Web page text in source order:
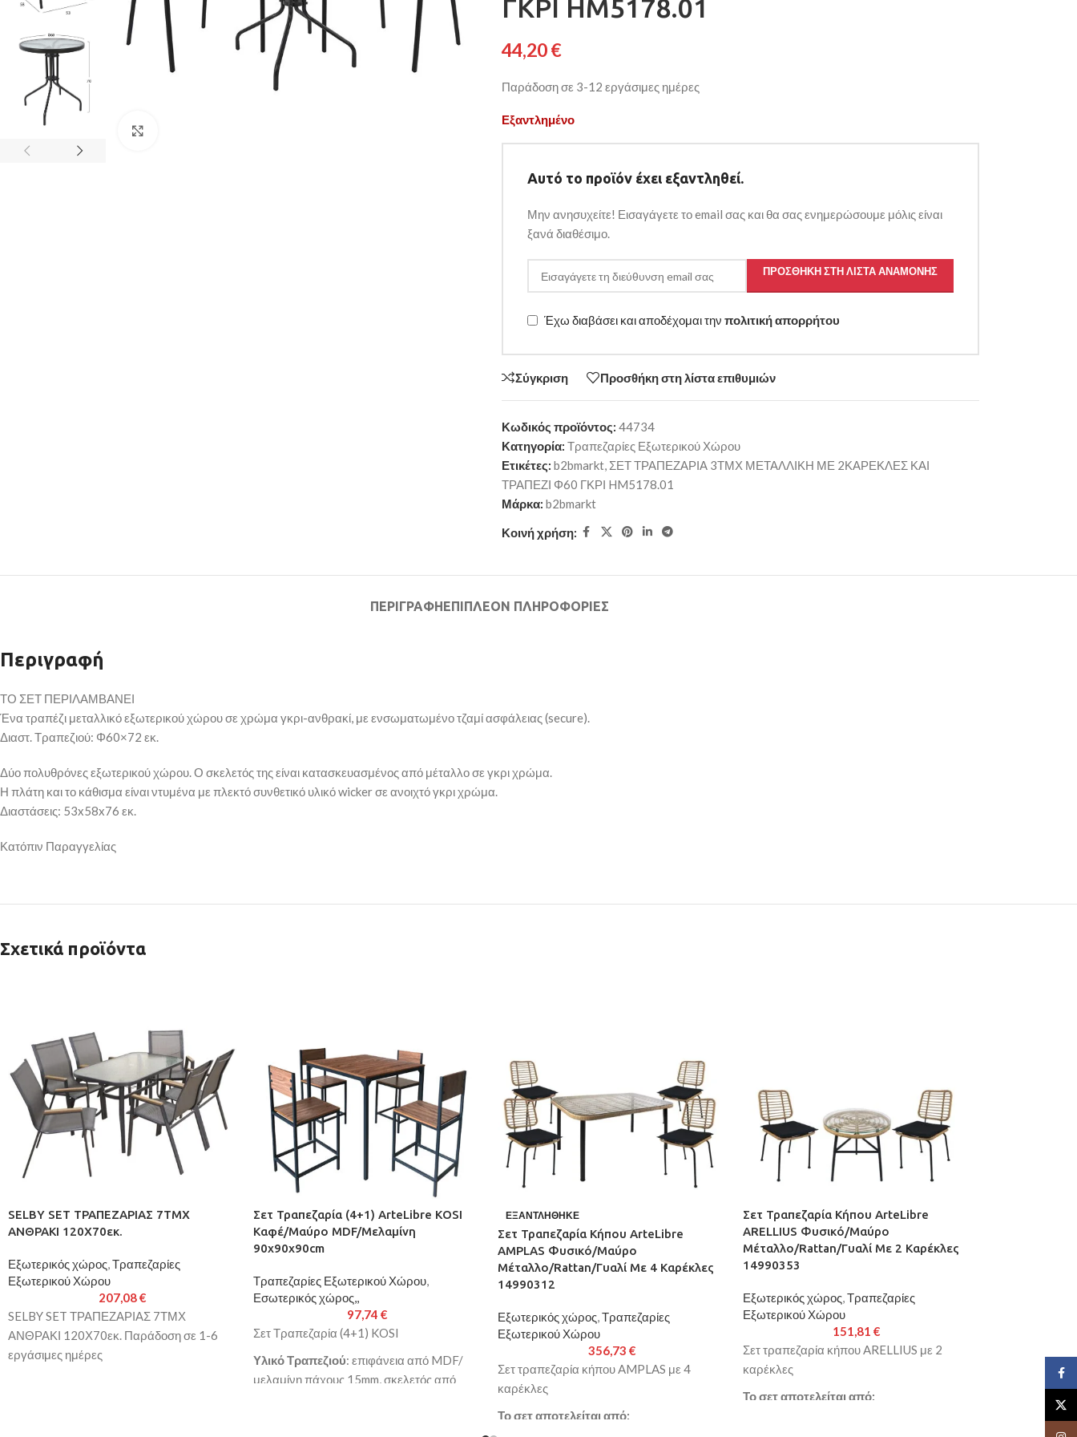
ΓΚΡΙ HM5178.01
44,20€
Παράδοση σε 3-12 εργάσιμες ημέρες
Εξαντλημένο
Αυτό το προϊόν έχει εξαντληθεί.
Μην ανησυχείτε! Εισαγάγετε το email σας και θα σας ενημερώσουμε μόλις είναι
ξανά διαθέσιμο.
ΠΡΟΣΘΉΚΗ ΣΤΗ ΛΊΣΤΑ ΑΝΑΜΟΝΉΣ
Έχω διαβάσει και αποδέχομαι την πολιτική απορρήτου
Σύγκριση Προσθήκη στη λίστα επιθυμιών
Κωδικός προϊόντος: 44734
Κατηγορία: Τραπεζαρίες Εξωτερικού Χώρου
Ετικέτες: b2bmarkt, ΣΕΤ ΤΡΑΠΕΖΑΡΙΑ 3ΤΜΧ ΜΕΤΑΛΛΙΚΗ ΜΕ 2ΚΑΡΕΚΛΕΣ ΚΑΙ
ΤΡΑΠΕΖΙ Φ60 ΓΚΡΙ HM5178.01
Μάρκα: b2bmarkt
Κοινή χρήση:
ΠΕΡΙΓΡΑΦΉΕΠΙΠΛΈΟΝ ΠΛΗΡΟΦΟΡΊΕΣ
Περιγραφή
ΤΟ ΣΕΤ ΠΕΡΙΛΑΜΒΑΝΕΙ
Ένα τραπέζι μεταλλικό εξωτερικού χώρου σε χρώμα γκρι-ανθρακί, με ενσωματωμένο τζαμί ασφάλειας (secure).
Διαστ. Τραπεζιού: Φ60×72 εκ.
Δύο πολυθρόνες εξωτερικού χώρου. Ο σκελετός της είναι κατασκευασμένος από μέταλλο σε γκρι χρώμα.
Η πλάτη και το κάθισμα είναι ντυμένα με πλεκτό συνθετικό υλικό wicker σε ανοιχτό γκρι χρώμα.
Διαστάσεις: 53x58x76 εκ.
Κατόπιν Παραγγελίας
Σχετικά προϊόντα
SELBY SET ΤΡΑΠΕΖΑΡΙΑΣ 7ΤΜΧ
ΑΝΘΡΑΚΙ 120Χ70εκ.
Εξωτερικός χώρος,Τραπεζαρίες
Εξωτερικού Χώρου
207,08€
SELBY SET ΤΡΑΠΕΖΑΡΙΑΣ 7ΤΜΧ
ΑΝΘΡΑΚΙ 120Χ70εκ. Παράδοση σε 1-6
εργάσιμες ημέρες
Σετ Τραπεζαρία (4+1) ArteLibre KOSI
Καφέ/Μαύρο MDF/Μελαμίνη
90x90x90cm
Τραπεζαρίες Εξωτερικού Χώρου,
Εσωτερικός χώρος,,
97,74 €
Σετ Τραπεζαρία (4+1) KOSI
Υλικό Τραπεζιού: επιφάνεια από MDF/
μελαμίνη πάχους 15mm, σκελετός από
ΕΞΑΝΤΛΉΘΗΚΕ
Σετ Τραπεζαρία Κήπου ArteLibre
AMPLAS Φυσικό/Μαύρο
Μέταλλο/Rattan/Γυαλί Με 4 Καρέκλες
14990312
Εξωτερικός χώρος,Τραπεζαρίες
Εξωτερικού Χώρου
356,73 €
Σετ τραπεζαρία κήπου AMPLAS με 4
καρέκλες
Το σετ αποτελείται από:
Σετ Τραπεζαρία Κήπου ArteLibre
ARELLIUS Φυσικό/Μαύρο
Μέταλλο/Rattan/Γυαλί Με 2 Καρέκλες
14990353
Εξωτερικός χώρος,Τραπεζαρίες
Εξωτερικού Χώρου
151,81€
Σετ τραπεζαρία κήπου ARELLIUS με 2
καρέκλες
Το σετ αποτελείται από:
Το σετ
Τραπεζάκι
: